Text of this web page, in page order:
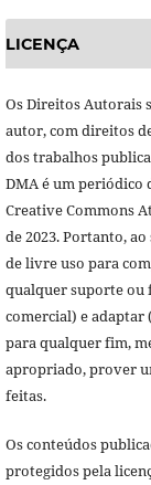
LICENÇA
Os Direitos Autorais
autor, com direitos
dos trabalhos
DMA é um periódico
Creative Commons
de 2023. Portanto,
de livre uso para
qualquer suporte ou
comercial) e
para qualquer fim,
apropriado, prover
feitas.
Os conteúdos
protegidos pela